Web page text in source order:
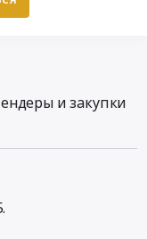
и закупки
.